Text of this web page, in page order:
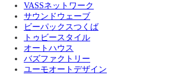
VASSネットワーク
サウンドウェーブ
ビーパックスつくば
トゥビースタイル
オートハウス
バズファクトリー
ユーモオートデザイン